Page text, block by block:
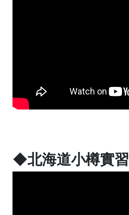
◆北海道小樽實習